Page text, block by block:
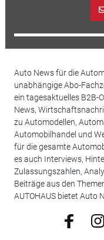
Auto News für die
unabhängige Abo-
ein tagesaktuelles B2B-
News,
zu Automodellen,
Automobilhandel und
für die gesamte
es auch Interviews,
Zulassungszahlen,
Beiträge aus den
AUTOHAUS bietet Auto